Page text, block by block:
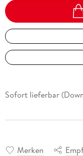
Sofort lieferbar
Merken